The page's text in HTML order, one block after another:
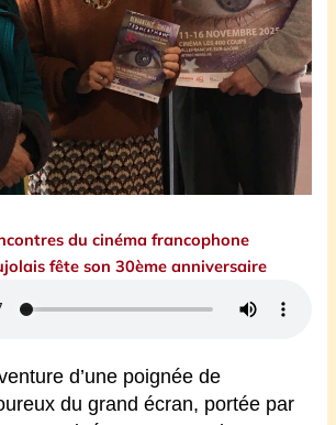
du cinéma francophone
fête son 30ème anniversaire
d’une poignée de
du grand écran, portée par